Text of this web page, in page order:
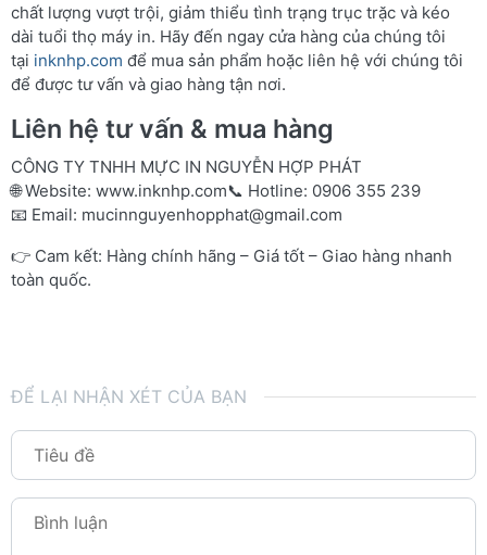
chất lượng vượt trội, giảm thiểu tình trạng trục trặc và kéo
dài tuổi thọ máy in. Hãy đến ngay cửa hàng của chúng tôi
tại inknhp.com để mua sản phẩm hoặc liên hệ với chúng tôi
để được tư vấn và giao hàng tận nơi.
Liên hệ tư vấn & mua hàng
CÔNG TY TNHH MỰC IN NGUYỄN HỢP PHÁT
🌐 Website: www.inknhp.com📞 Hotline: 0906 355 239
📧 Email: mucinnguyenhopphat@gmail.com
👉 Cam kết: Hàng chính hãng – Giá tốt – Giao hàng nhanh
toàn quốc.
ĐỂ LẠI NHẬN XÉT CỦA BẠN